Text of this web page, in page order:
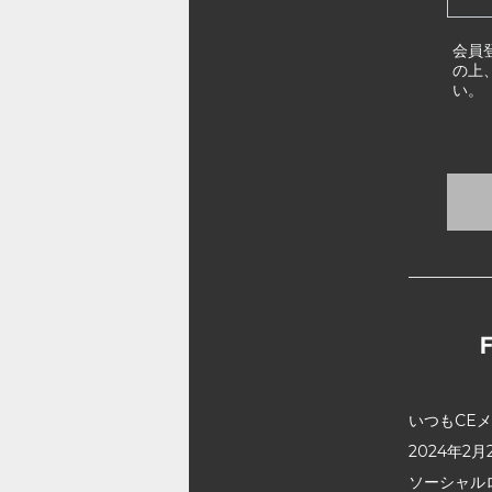
会員
の上
い。
いつもCE
2024年2月
ソーシャ